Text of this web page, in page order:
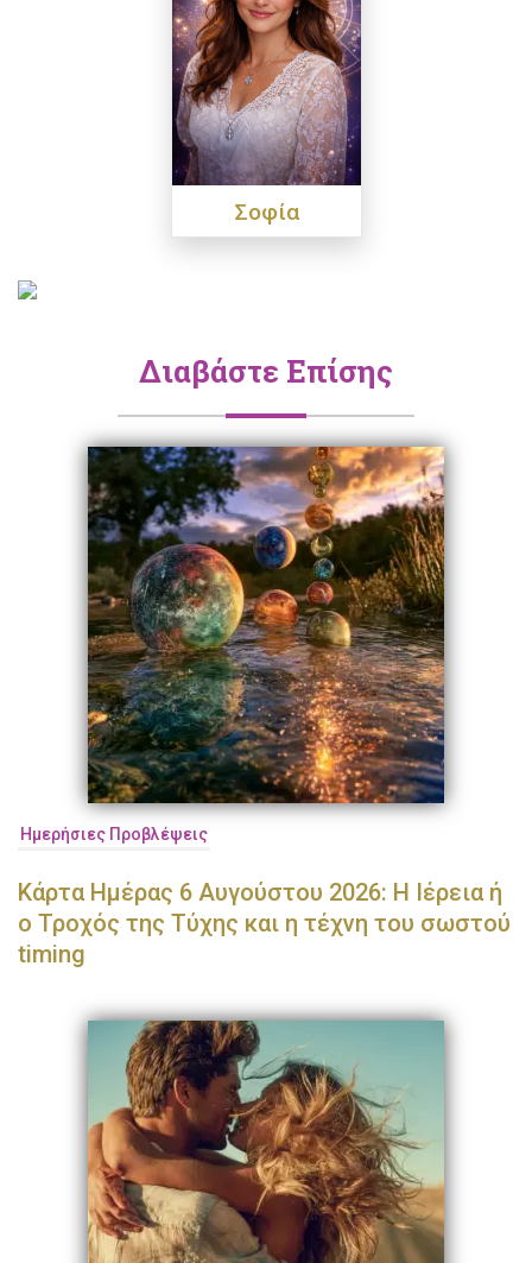
Σοφία
Διαβάστε Επίσης
Ημερήσιες Προβλέψεις
Κάρτα Ημέρας 6 Αυγούστου 2026: Η Ιέρεια ή
ο Τροχός της Τύχης και η τέχνη του σωστού
timing